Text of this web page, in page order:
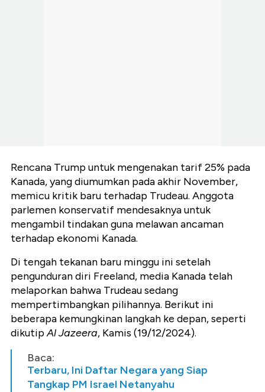
Rencana Trump untuk mengenakan tarif 25% pada
Kanada, yang diumumkan pada akhir November,
memicu kritik baru terhadap Trudeau. Anggota
parlemen konservatif mendesaknya untuk
mengambil tindakan guna melawan ancaman
terhadap ekonomi Kanada.
Di tengah tekanan baru minggu ini setelah
pengunduran diri Freeland, media Kanada telah
melaporkan bahwa Trudeau sedang
mempertimbangkan pilihannya. Berikut ini
beberapa kemungkinan langkah ke depan, seperti
dikutipAl Jazeera, Kamis (19/12/2024).
Baca:
Terbaru, Ini Daftar Negara yang Siap
Tangkap PM Israel Netanyahu